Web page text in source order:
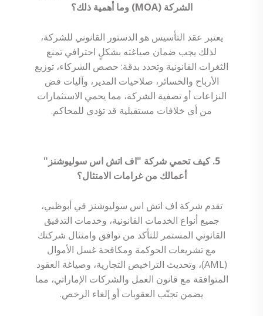
الشركة (MOA) وما أهمية ذلك؟
يعتبر عقد التأسيس هو الدستور القانوني للشركة،
لذلك يجب ضمان صياغته بشكلٍ احترافي تمنع
الثغرات القانونية وتحدد بدقة: حصص الشركاء، توزيع
الأرباح والخسائر، صلاحيات المدير، وآليات فض
النزاعات أو تصفية الشركة، مما يحمي الاستثمارات
من أي خلافات مستقبلية قد تؤدي للمحاكم.
5. كيف تحمي شركة "اف اتش اس سوليوشنز"
أعمالك من غرامات الامتثال؟
تقدم شركة اف اتش اس سوليوشنز في أبوظبي،
جميع أنواع الخدمات القانونية، وخدمات التدقيق
القانوني المستمر للتأكد من توافق وامتثال شركتك
مع تشريعات الحوكمة ومكافحة غسل الأموال
(AML)، وتحديث التراخيص التجارية، وصياغة العقود
المتوافقة مع قانون العمل والشركات الإماراتي، مما
يضمن تجنّب العقوبات أو إلغاء الرخص.